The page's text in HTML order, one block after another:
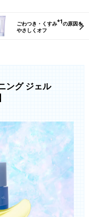
ごわつき・くすみ*1の原因を
やさしくオフ
ング ジェル